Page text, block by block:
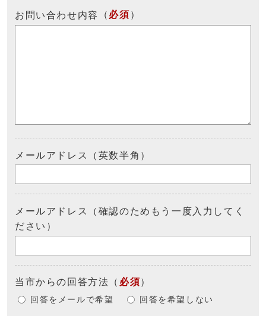
お問い合わせ内容 （ 必須 ）
メールアドレス（英数半角）
メールアドレス（確認のためもう一度入力してく
ださい）
当市からの回答方法 （ 必須）
回答をメールで希望 回答を希望しない